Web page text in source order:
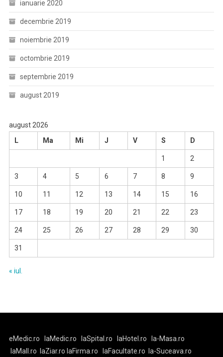
ianuarie 2020
decembrie 2019
noiembrie 2019
octombrie 2019
septembrie 2019
august 2019
august 2026
L
Ma Mi J V S D
1 2
3 4 5 6 7 8 9
10 11 12 13 14 15 16
17 18 19 20 21 22 23
24 25 26 27 28 29 30
31
« iul.
eMedic.ro laMedic.ro laSpital.ro laHotel.ro
la-Masa.ro
laMall.ro
laZiar.ro laFirma.ro laFacultate.ro
la-Suceava.ro